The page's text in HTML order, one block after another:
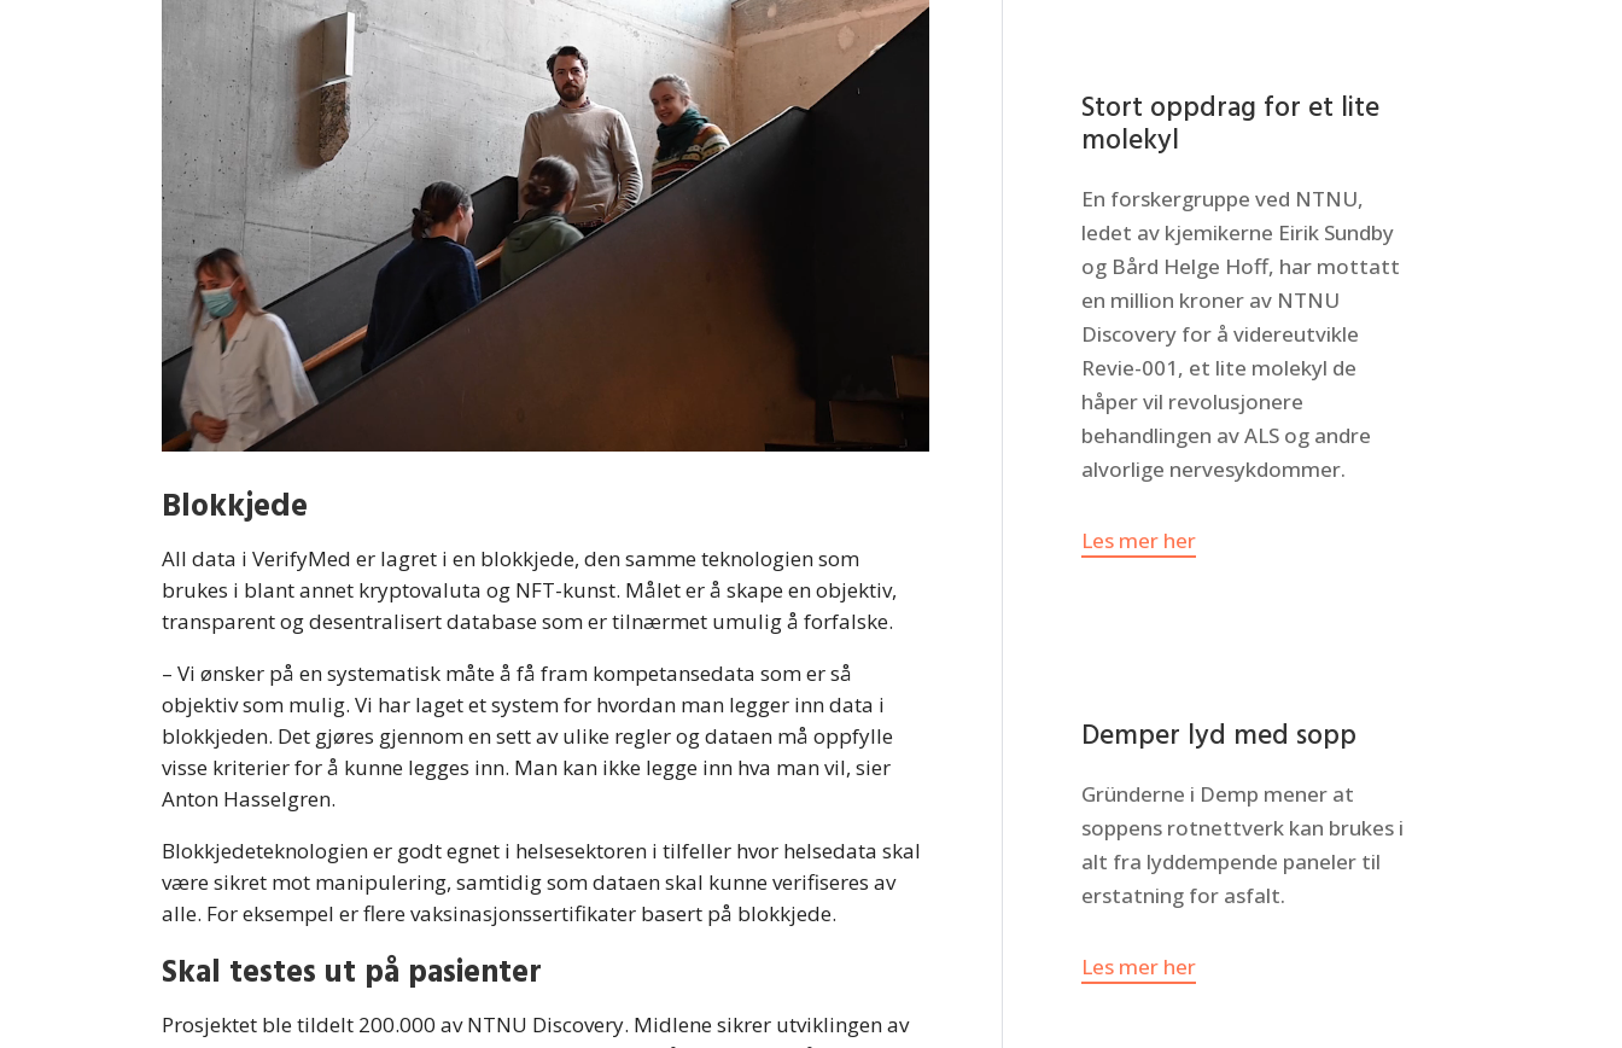
Blokkjede
All data i VerifyMed er lagret i en blokkjede, den samme teknologien som
brukes i blant annet kryptovaluta og NFT-kunst. Målet er å skape en objektiv,
transparent og desentralisert database som er tilnærmet umulig å forfalske.
– Vi ønsker på en systematisk måte å få fram kompetansedata som er så
objektiv som mulig. Vi har laget et system for hvordan man legger inn data i
blokkjeden. Det gjøres gjennom en sett av ulike regler og dataen må oppfylle
visse kriterier for å kunne legges inn. Man kan ikke legge inn hva man vil, sier
Anton Hasselgren.
Blokkjedeteknologien er godt egnet i helsesektoren i tilfeller hvor helsedata skal
være sikret mot manipulering, samtidig som dataen skal kunne verifiseres av
alle. For eksempel er flere vaksinasjonssertifikater basert på blokkjede.
Skal testes ut på pasienter
Prosjektet ble tildelt 200.000 av NTNU Discovery. Midlene sikrer utviklingen av
Stort oppdrag for et lite
molekyl
En forskergruppe ved NTNU,
ledet av kjemikerne Eirik Sundby
og Bård Helge Hoff, har mottatt
en million kroner av NTNU
Discovery for å videreutvikle
Revie-001, et lite molekyl de
håper vil revolusjonere
behandlingen av ALS og andre
alvorlige nervesykdommer.
Les mer her
Demper lyd med sopp
Gründerne i Demp mener at
soppens rotnettverk kan brukes i
alt fra lyddempende paneler til
erstatning for asfalt.
Les mer her